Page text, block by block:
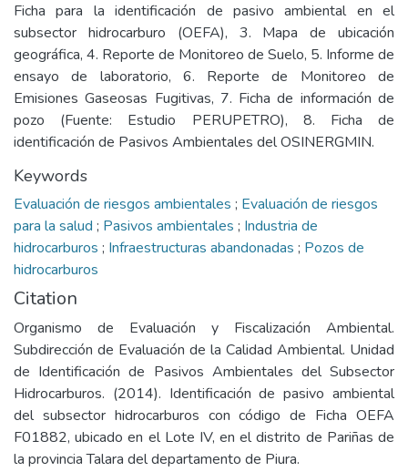
Ficha para la identificación de pasivo ambiental en el
subsector hidrocarburo (OEFA), 3. Mapa de ubicación
geográfica, 4. Reporte de Monitoreo de Suelo, 5. Informe de
ensayo de laboratorio, 6. Reporte de Monitoreo de
Emisiones Gaseosas Fugitivas, 7. Ficha de información de
pozo (Fuente: Estudio PERUPETRO), 8. Ficha de
identificación de Pasivos Ambientales del OSINERGMIN.
Keywords
Evaluación de riesgos ambientales ; Evaluación de riesgos
para la salud ; Pasivos ambientales ; Industria de
hidrocarburos ; Infraestructuras abandonadas ; Pozos de
hidrocarburos
Citation
Organismo de Evaluación y Fiscalización Ambiental.
Subdirección de Evaluación de la Calidad Ambiental. Unidad
de Identificación de Pasivos Ambientales del Subsector
Hidrocarburos. (2014). Identificación de pasivo ambiental
del subsector hidrocarburos con código de Ficha OEFA
F01882, ubicado en el Lote IV, en el distrito de Pariñas de
la provincia Talara del departamento de Piura.